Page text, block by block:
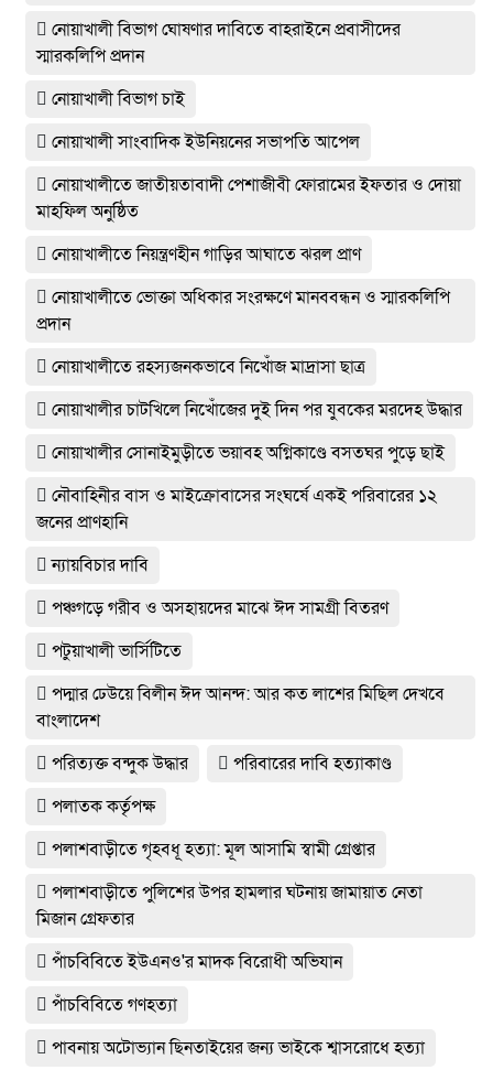
নোয়াখালী বিভাগ ঘোষণার দাবিতে বাহরাইনে প্রবাসীদের
স্মারকলিপি প্রদান
নোয়াখালী বিভাগ চাই
নোয়াখালী সাংবাদিক ইউনিয়নের সভাপতি আপেল
নোয়াখালীতে জাতীয়তাবাদী পেশাজীবী ফোরামের ইফতার ও দোয়া
মাহফিল অনুষ্ঠিত
নোয়াখালীতে নিয়ন্ত্রণহীন গাড়ির আঘাতে ঝরল প্রাণ
নোয়াখালীতে ভোক্তা অধিকার সংরক্ষণে মানববন্ধন ও স্মারকলিপি
প্রদান
নোয়াখালীতে রহস্যজনকভাবে নিখোঁজ মাদ্রাসা ছাত্র
নোয়াখালীর চাটখিলে নিখোঁজের দুই দিন পর যুবকের মরদেহ উদ্ধার
নোয়াখালীর সোনাইমুড়ীতে ভয়াবহ অগ্নিকাণ্ডে বসতঘর পুড়ে ছাই
নৌবাহিনীর বাস ও মাইক্রোবাসের সংঘর্ষে একই পরিবারের ১২
জনের প্রাণহানি
ন্যায়বিচার দাবি
পঞ্চগড়ে গরীব ও অসহায়দের মাঝে ঈদ সামগ্রী বিতরণ
পটুয়াখালী ভার্সিটিতে
পদ্মার ঢেউয়ে বিলীন ঈদ আনন্দ: আর কত লাশের মিছিল দেখবে
বাংলাদেশ
পরিত্যক্ত বন্দুক উদ্ধার
পরিবারের দাবি হত্যাকাণ্ড
পলাতক কর্তৃপক্ষ
পলাশবাড়ীতে গৃহবধূ হত্যা: মূল আসামি স্বামী গ্রেপ্তার
পলাশবাড়ীতে পুলিশের উপর হামলার ঘটনায় জামায়াত নেতা
মিজান গ্রেফতার
পাঁচবিবিতে ইউএনও'র মাদক বিরোধী অভিযান
পাঁচবিবিতে গণহত্যা
পাবনায় অটোভ্যান ছিনতাইয়ের জন্য ভাইকে শ্বাসরোধে হত্যা